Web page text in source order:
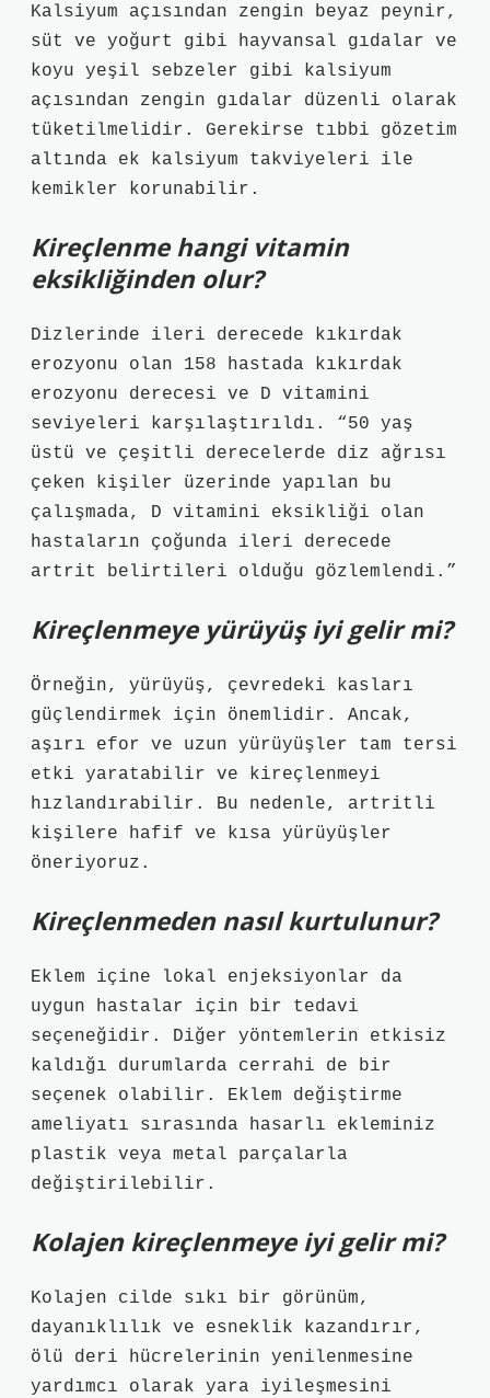
Kalsiyum açısından zengin beyaz peynir,
süt ve yoğurt gibi hayvansal gıdalar ve
koyu yeşil sebzeler gibi kalsiyum
açısından zengin gıdalar düzenli olarak
tüketilmelidir. Gerekirse tıbbi gözetim
altında ek kalsiyum takviyeleri ile
kemikler korunabilir.
Kireçlenme hangi vitamin
eksikliğinden olur?
Dizlerinde ileri derecede kıkırdak
erozyonu olan 158 hastada kıkırdak
erozyonu derecesi ve D vitamini
seviyeleri karşılaştırıldı. “50 yaş
üstü ve çeşitli derecelerde diz ağrısı
çeken kişiler üzerinde yapılan bu
çalışmada, D vitamini eksikliği olan
hastaların çoğunda ileri derecede
artrit belirtileri olduğu gözlemlendi.”
Kireçlenmeye yürüyüş iyi gelir mi?
Örneğin, yürüyüş, çevredeki kasları
güçlendirmek için önemlidir. Ancak,
aşırı efor ve uzun yürüyüşler tam tersi
etki yaratabilir ve kireçlenmeyi
hızlandırabilir. Bu nedenle, artritli
kişilere hafif ve kısa yürüyüşler
öneriyoruz.
Kireçlenmeden nasıl kurtulunur?
Eklem içine lokal enjeksiyonlar da
uygun hastalar için bir tedavi
seçeneğidir. Diğer yöntemlerin etkisiz
kaldığı durumlarda cerrahi de bir
seçenek olabilir. Eklem değiştirme
ameliyatı sırasında hasarlı ekleminiz
plastik veya metal parçalarla
değiştirilebilir.
Kolajen kireçlenmeye iyi gelir mi?
Kolajen cilde sıkı bir görünüm,
dayanıklılık ve esneklik kazandırır,
ölü deri hücrelerinin yenilenmesine
yardımcı olarak yara iyileşmesini